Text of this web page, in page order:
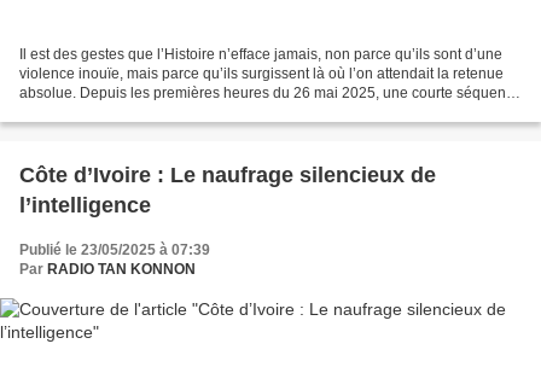
Il est des gestes que l’Histoire n’efface jamais, non parce qu’ils sont d’une
violence inouïe, mais parce qu’ils surgissent là où l’on attendait la retenue
absolue. Depuis les premières heures du 26 mai 2025, une courte séquence
Côte d’Ivoire : Le naufrage silencieux de
l’intelligence
Publié le 23/05/2025 à 07:39
Par RADIO TAN KONNON